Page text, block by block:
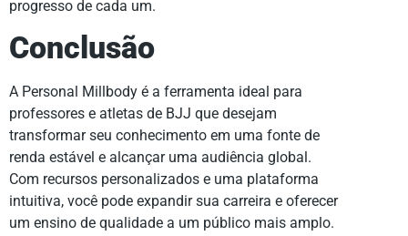
progresso de cada um.
Conclusão
A Personal Millbody é a ferramenta ideal para
professores e atletas de BJJ que desejam
transformar seu conhecimento em uma fonte de
renda estável e alcançar uma audiência global.
Com recursos personalizados e uma plataforma
intuitiva, você pode expandir sua carreira e oferecer
um ensino de qualidade a um público mais amplo.